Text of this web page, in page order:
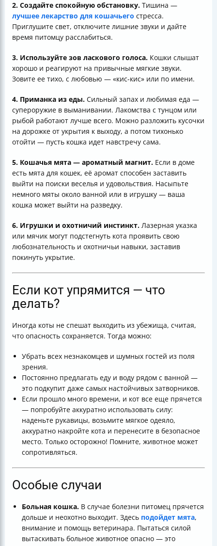
2. Создайте спокойную обстановку. Тишина —
лучшее лекарство для кошачьего стресса.
Приглушите свет, отключите лишние звуки и дайте
время питомцу расслабиться.
3. Используйте зов ласкового голоса. Кошки слышат
хорошо и реагируют на привычные мягкие звуки.
Зовите ее тихо, с любовью — «кис-кис» или по имени.
4. Приманка из еды. Сильный запах и любимая еда —
супероружие в выманивании. Лакомства с тунцом или
рыбой работают лучше всего. Можно разложить кусочки
на дорожке от укрытия к выходу, а потом тихонько
отойти — пусть кошка идет навстречу сама.
5. Кошачья мята — ароматный магнит. Если в доме
есть мята для кошек, её аромат способен заставить
выйти на поиски веселья и удовольствия. Насыпьте
немного мяты около ванной или в игрушку — ваша
кошка может выйти на разведку.
6. Игрушки и охотничий инстинкт. Лазерная указка
или мячик могут подстегнуть кота проявить свою
любознательность и охотничьи навыки, заставив
покинуть укрытие.
Если кот упрямится — что
делать?
Иногда коты не спешат выходить из убежища, считая,
что опасность сохраняется. Тогда можно:
Убрать всех незнакомцев и шумных гостей из поля
зрения.
Постоянно предлагать еду и воду рядом с ванной —
это подкупит даже самых настойчивых затворников.
Если прошло много времени, и кот все еще прячется
— попробуйте аккуратно использовать силу:
наденьте рукавицы, возьмите мягкое одеяло,
аккуратно накройте кота и перенесите в безопасное
место. Только осторожно! Помните, животное может
сопротивляться.
Особые случаи
Больная кошка. В случае болезни питомец прячется
дольше и неохотно выходит. Здесь подойдет мята,
внимание и помощь ветеринара. Пытаться силой
вытаскивать больное животное опасно — это